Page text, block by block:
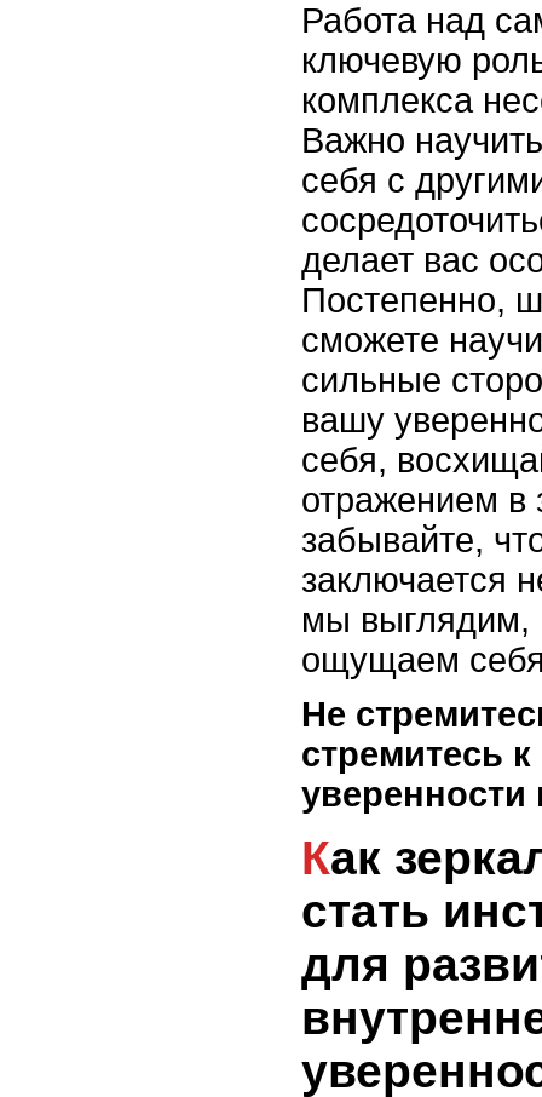
Работа над
ключевую
комплекса
Важно
себя с
делает вас
Постепенно,
сможете
сильные
вашу
себя,
отражением в
забывайте,
заключается
мы выглядим,
ощущаем
Не
стремитесь
уверенности
Как зеркало может
стать
для